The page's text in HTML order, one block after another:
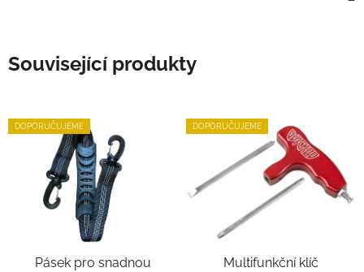
Související produkty
DOPORUČUJEME
Pásek pro snadnou
DOPORUČUJEME
Multifunkční klíč